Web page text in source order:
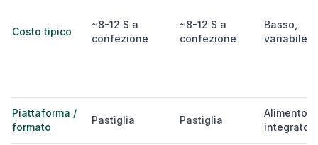
Costo tipico
~8-12 $ a
confezione
~8-12 $ a
confezione
Basso,
variabile
Piattaforma /
formato
Pastiglia Pastiglia
Alimento /